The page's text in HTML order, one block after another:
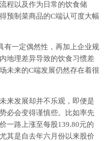
程以及作为日常的饮食储
预制菜商品的C端认可度大幅
有一定偶然性，再加上企业规
地理差异导致的饮食习惯差
未来的C端发展仍然存在着很
来发展却并不乐观，即便是
必会变得谨慎些。比如率先
一路上涨至每股139.80元的
其是自去年六月份以来股价